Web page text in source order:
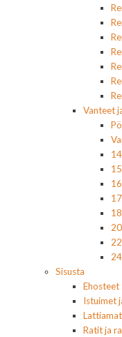
Vanteet
Sisusta
Ehosteet
Istuimet
Ratit ja